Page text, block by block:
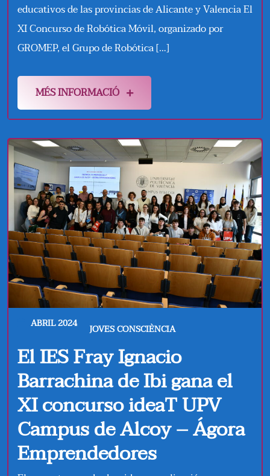
educativos de las provincias de Alicante y Valencia El
XI Concurso de Robótica Móvil, organizado por
GROMEP, el Grupo de Robótica […]
MÉS INFORMACIÓ
ABRIL 2024 JOVES CONSCIÈNCIA
El IES Fray Ignacio
Barrachina de Ibi gana el
XI concurso ideaT UPV
Campus de Alcoy – Ágora
Emprendedores